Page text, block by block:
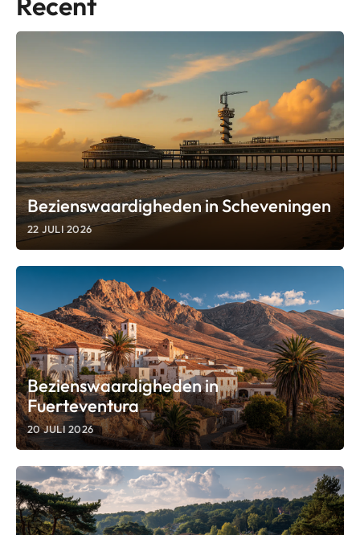
Bezienswaardigheden in Scheveningen
22 JULI 2026
Bezienswaardigheden in
Fuerteventura
20 JULI 2026